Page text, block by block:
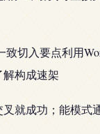
切入要点利用
构成速架
就成功；能模